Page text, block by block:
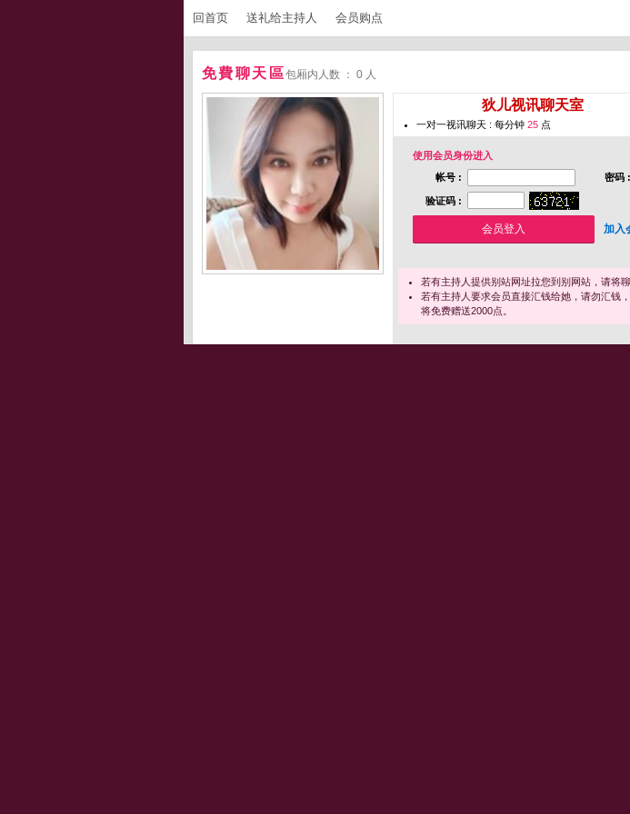
回首页 送礼给主持人 会员购点
免費聊天區包厢内人数 ： 0 人
狄儿视讯聊天室
一对一视讯聊天 : 每分钟 25 点
使用会员身份进入
帐号 :
密码 :
验证码 :
加入
若有主持人提供别站网址拉您到别网站，请将
若有主持人要求会员直接汇钱给她，请勿汇钱
将免费赠送2000点。